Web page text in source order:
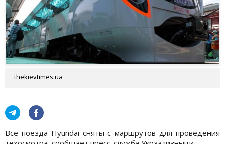
thekievtimes.ua
Все поезда Hyundai сняты с маршрутов для проведения